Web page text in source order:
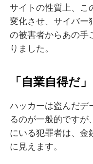
サイトの性質上、こ
変化させ、サイバー
の被害者からあの手
りました。
「自業自得だ」
ハッカーは盗んだデ
るのが一般的です
にいる犯罪者は、金
に見えます。